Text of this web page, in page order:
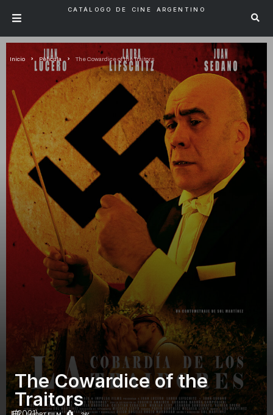
CATÁLOGO DE CINE ARGENTINO
Inicio Pelicula The Cowardice of the Traitors
The Cowardice of the
Traitors